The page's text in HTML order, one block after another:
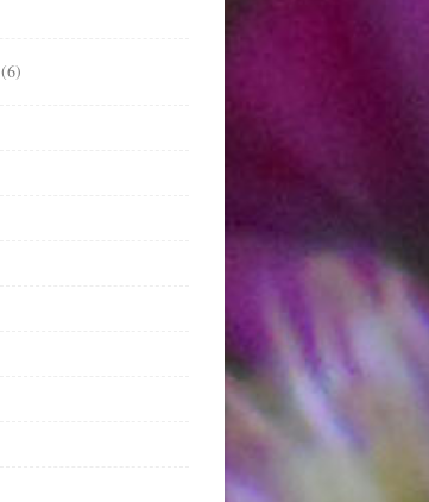
(6)